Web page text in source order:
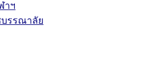
าฯ
รรณาลัย